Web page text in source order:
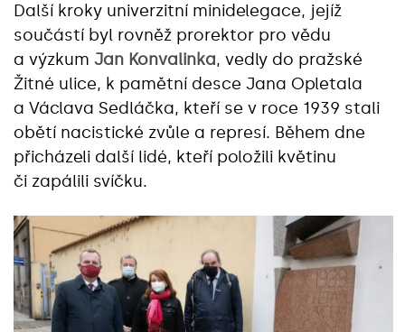
Další kroky univerzitní minidelegace, jejíž
součástí byl rovněž prorektor pro vědu
a výzkum Jan Konvalinka, vedly do pražské
Žitné ulice, k pamětní desce Jana Opletala
a Václava Sedláčka, kteří se v roce 1939 stali
obětí nacistické zvůle a represí. Během dne
přicházeli další lidé, kteří položili květinu
či zapálili svíčku.